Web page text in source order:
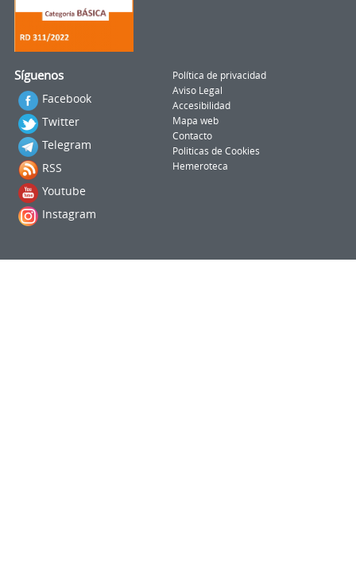
Síguenos
Facebook
Twitter
Telegram
RSS
Youtube
Instagram
Política de privacidad
Aviso Legal
Accesibilidad
Mapa web
Contacto
Politicas de Cookies
Hemeroteca